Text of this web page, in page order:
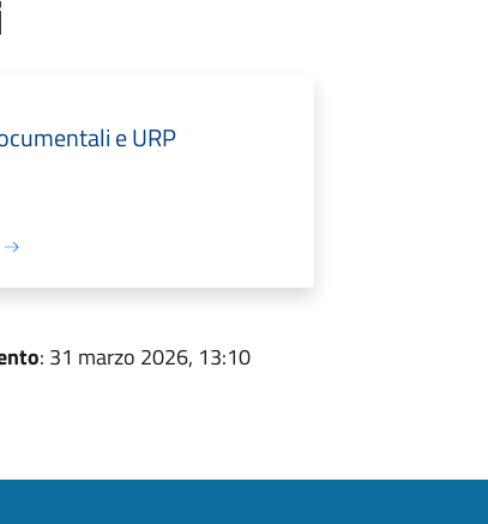
e URP
: 31 marzo 2026, 13:10